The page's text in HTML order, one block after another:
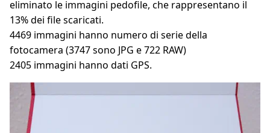
eliminato le immagini pedofile, che rappresentano il
13% dei file scaricati.
4469 immagini hanno numero di serie della
fotocamera (3747 sono JPG e 722 RAW)
2405 immagini hanno dati GPS.